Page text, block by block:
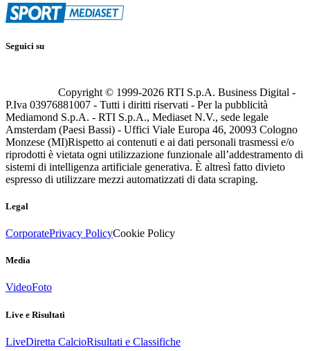
Seguici su
Copyright © 1999-2026 RTI S.p.A. Business Digital -
P.Iva 03976881007 - Tutti i diritti riservati - Per la pubblicità
Mediamond S.p.A. - RTI S.p.A., Mediaset N.V., sede legale
Amsterdam (Paesi Bassi) - Uffici Viale Europa 46, 20093 Cologno
Monzese (MI)Rispetto ai contenuti e ai dati personali trasmessi e/o
riprodotti è vietata ogni utilizzazione funzionale all’addestramento di
sistemi di intelligenza artificiale generativa. È altresì fatto divieto
espresso di utilizzare mezzi automatizzati di data scraping.
Legal
CorporatePrivacy PolicyCookie Policy
Media
VideoFoto
Live e Risultati
LiveDiretta CalcioRisultati e Classifiche